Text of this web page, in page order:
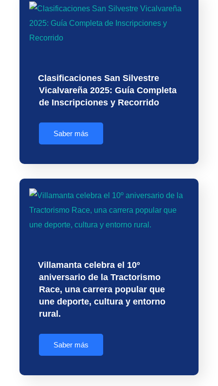
Clasificaciones San Silvestre
Vicalvareña 2025: Guía Completa
de Inscripciones y Recorrido
Saber más
Villamanta celebra el 10º
aniversario de la Tractorismo
Race, una carrera popular que
une deporte, cultura y entorno
rural.
Saber más